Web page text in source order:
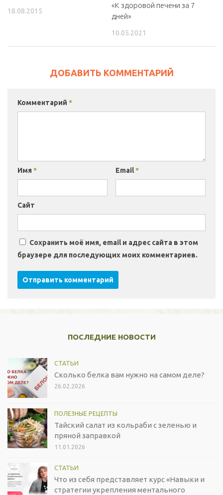
18.08.2015
«К здоровой печени за 7
дней»
10.05.2021
ДОБАВИТЬ КОММЕНТАРИЙ
Комментарий *
Имя * Email*
Сайт
Сохранить моё имя, email и адрес сайта в этом
браузере для последующих моих комментариев.
ПОСЛЕДНИЕ НОВОСТИ
СТАТЬИ
Сколько белка вам нужно на самом деле?
26.02.2026
ПОЛЕЗНЫЕ РЕЦЕПТЫ
Тайский салат из кольраби с зеленью и
пряной заправкой
11.01.2026
СТАТЬИ
Что из себя представляет курс «Навыки и
стратегии укрепления ментального